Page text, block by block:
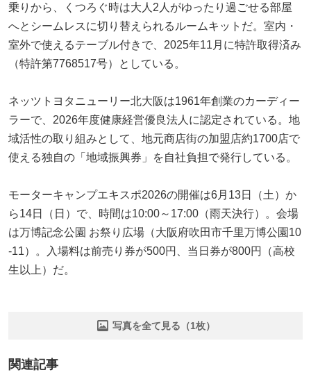
乗りから、くつろぐ時は大人2人がゆったり過ごせる部屋
へとシームレスに切り替えられるルームキットだ。室内・
室外で使えるテーブル付きで、2025年11月に特許取得済み
（特許第7768517号）としている。
ネッツトヨタニューリー北大阪は1961年創業のカーディー
ラーで、2026年度健康経営優良法人に認定されている。地
域活性の取り組みとして、地元商店街の加盟店約1700店で
使える独自の「地域振興券」を自社負担で発行している。
モーターキャンプエキスポ2026の開催は6月13日（土）か
ら14日（日）で、時間は10:00～17:00（雨天決行）。会場
は万博記念公園 お祭り広場（大阪府吹田市千里万博公園10
-11）。入場料は前売り券が500円、当日券が800円（高校
生以上）だ。
写真を全て見る（1枚）
関連記事